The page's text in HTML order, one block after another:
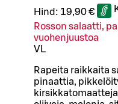
Hind: 19,90 €
Rosson salaatti,
vuohenjuustoa
VL
Rapeita raikkaita
pinaattia,